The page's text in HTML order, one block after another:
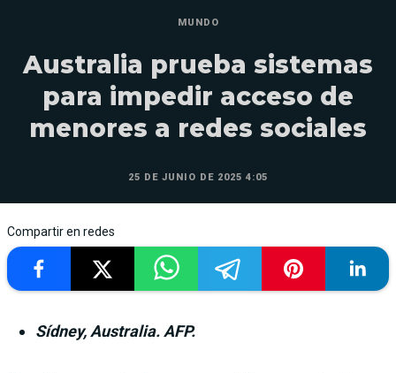
MUNDO
Australia prueba sistemas
para impedir acceso de
menores a redes sociales
25 DE JUNIO DE 2025 4:05
Compartir en redes
Sídney, Australia. AFP.